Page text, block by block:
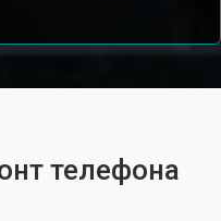
телефона